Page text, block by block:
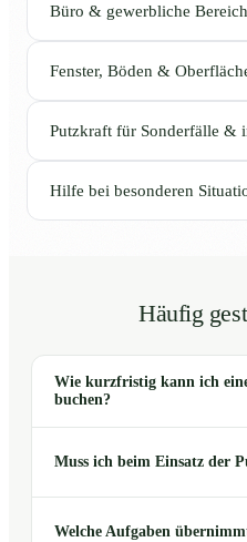
Büro & gewerbliche
Fenster, Böden &
Putzkraft für Sonderfälle &
Hilfe bei besonderen
Häufig
Wie kurzfristig kann ich
buchen?
Muss ich beim Einsatz der
Welche Aufgaben